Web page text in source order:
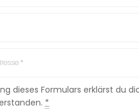
dieses Formulars erklärst du
*